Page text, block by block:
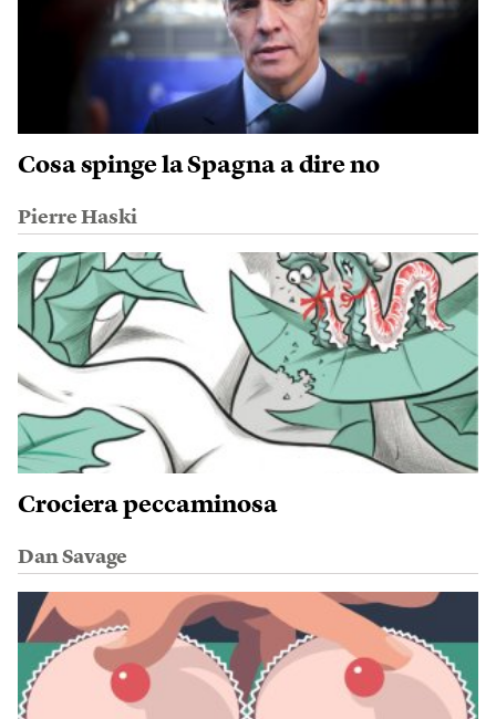
Cosa spinge la Spagna a dire no
Pierre Haski
Crociera peccaminosa
Dan Savage